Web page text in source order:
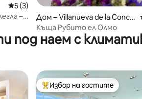
Средна оценка: 5 от 5, 3 отзива
5 (3)
–
Дом – Villanueva de la Conce
pción
Къща Рубито ел Олмо
под наем с
Най-популярен избор на
Избор на гостите